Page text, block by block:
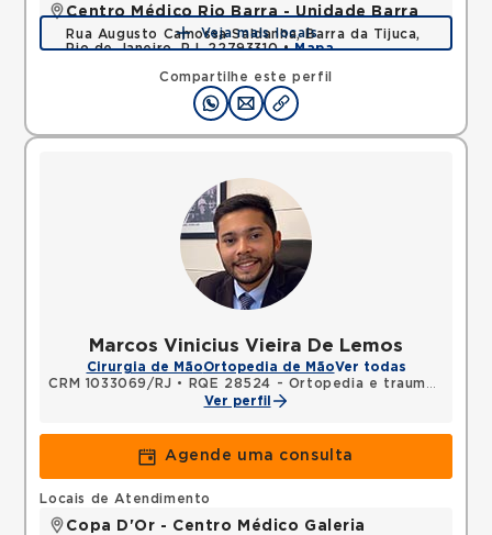
Compartilhe este perfil
Centro Médico Rio Barra - Unidade Barra
Rua Augusto Camossa Saldanha, Barra da Tijuca,
Rio de Janeiro, RJ, 22793310 •Mapa
Veja mais locais
Marcos Vinicius Vieira De Lemos
Cirurgia de MãoOrtopedia de MãoVer todas
CRM 1033069/RJ • RQE 28524 - Ortopedia e traumatologia
Ver perfil
Agende uma consulta
Locais de Atendimento
Copa D'Or - Centro Médico Galeria